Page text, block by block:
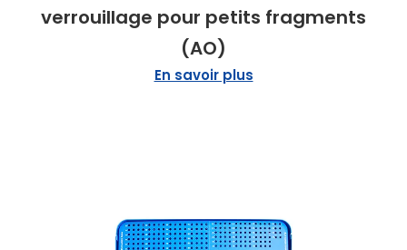
verrouillage pour petits fragments
(AO)
En savoir plus